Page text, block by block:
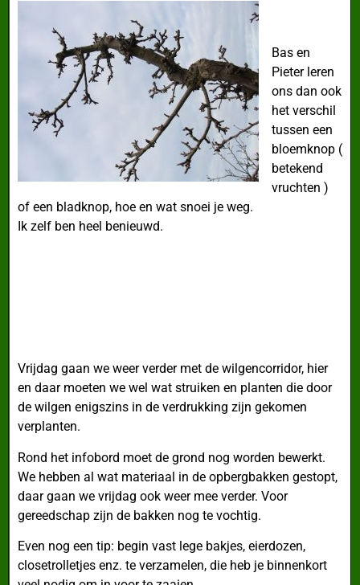
Bas en
Pieter leren
ons dan ook
het verschil
tussen een
bloemknop (
betekend
vruchten )
of een bladknop, hoe en wat snoei je weg.
Ik zelf ben heel benieuwd.
Vrijdag gaan we weer verder met de wilgencorridor, hier
en daar moeten we wel wat struiken en planten die door
de wilgen enigszins in de verdrukking zijn gekomen
verplanten.
Rond het infobord moet de grond nog worden bewerkt.
We hebben al wat materiaal in de opbergbakken gestopt,
daar gaan we vrijdag ook weer mee verder. Voor
gereedschap zijn de bakken nog te vochtig.
Even nog een tip: begin vast lege bakjes, eierdozen,
closetrolletjes enz. te verzamelen, die heb je binnenkort